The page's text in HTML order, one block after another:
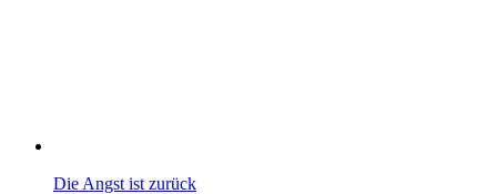
Die Angst ist zurück